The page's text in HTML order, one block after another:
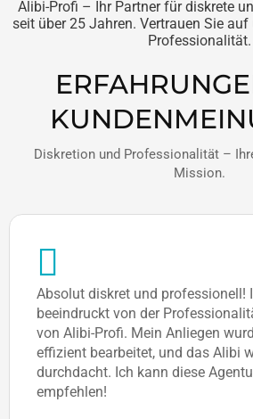
Alibi-Profi – Ihr Partner für diskrete
seit über 25 Jahren. Vertrauen Sie
Professionalität.
Diskretion und Professionalität –
Mission.
Absolut diskret und professionell!
beeindruckt von der
von Alibi-Profi. Mein Anliegen
effizient bearbeitet, und das Alibi
durchdacht. Ich kann diese
empfehlen!